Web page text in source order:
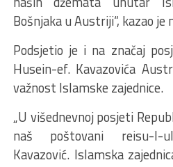
Bošnjaka u Austriji“, kazao
Podsjetio je i na značaj
Husein-ef. Kavazovića
važnost Islamske zajednice.
„U višednevnoj posjeti
naš poštovani reisu-l-
Kavazović. Islamska